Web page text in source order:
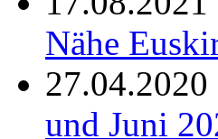
Nähe
27.04.2020
und Juni